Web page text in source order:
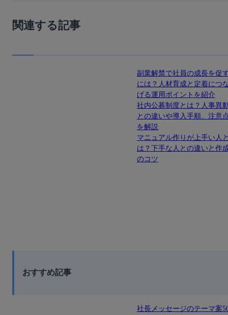
関連する記事
副業解禁で社員の成長を促
には？人材育成と定着につ
げる運用ポイントを紹介
社内公募制度とは？人事異
との違いや導入手順、注意
を解説
マニュアル作りが上手い人
は？下手な人との違いと作
のコツ
おすすめ記事
社長メッセージのテーマ案